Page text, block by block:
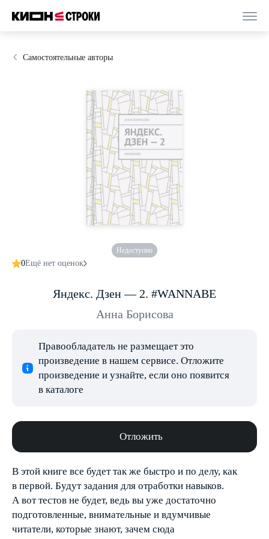
Самостоятельные авторы
Недоступно
0Ещё нет оценок
Яндекс. Дзен — 2. #WANNABE
Анна Борисова
Правообладатель не размещает это
произведение в нашем сервисе. Отложите
произведение и узнайте, если оно появится
в каталоге
Отложить
В этой книге все будет так же быстро и по делу, как
в первой. Будут задания для отработки навыков.
А вот тестов не будет, ведь вы уже достаточно
подготовленные, внимательные и вдумчивые
читатели, которые знают, зачем сюда